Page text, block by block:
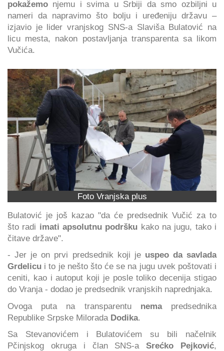
pokažemo njemu i svima u Srbiji da smo ozbiljni u
nameri da napravimo što bolju i uređeniju državu –
izjavio je lider vranjskog SNS-a Slaviša Bulatović na
licu mesta, nakon postavljanja transparenta sa likom
Vučića.
Foto Vranjska plus
Bulatović je još kazao "da će predsednik Vučić za to
što radi imati apsolutnu podršku kako na jugu, tako i
čitave države".
- Jer je on prvi predsednik koji je uspeo da savlada
Grdelicu i to je nešto što će se na jugu uvek poštovati i
ceniti, kao i autoput koji je posle toliko decenija stigao
do Vranja - dodao je predsednik vranjskih naprednjaka.
Ovoga puta na transparentu nemapredsednika
Republike Srpske Milorada Dodika.
Sa Stevanovićem i Bulatovićem su bili načelnik
Pčinjskog okruga i član SNS-aSrećko Pejković,